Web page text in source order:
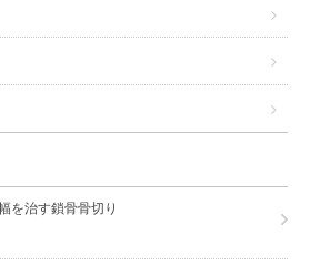
を治す鎖骨骨切り